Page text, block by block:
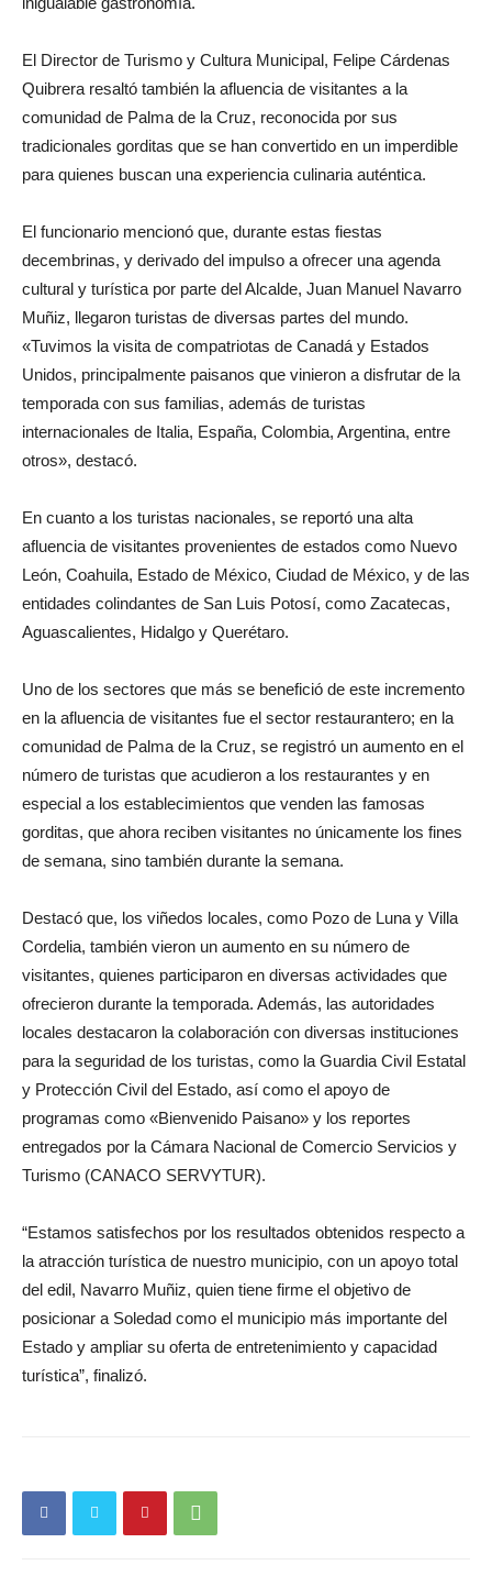
El Director de Turismo y Cultura Municipal, Felipe Cárdenas
Quibrera resaltó también la afluencia de visitantes a la
comunidad de Palma de la Cruz, reconocida por sus
tradicionales gorditas que se han convertido en un imperdible
para quienes buscan una experiencia culinaria auténtica.
El funcionario mencionó que, durante estas fiestas
decembrinas, y derivado del impulso a ofrecer una agenda
cultural y turística por parte del Alcalde, Juan Manuel Navarro
Muñiz, llegaron turistas de diversas partes del mundo.
«Tuvimos la visita de compatriotas de Canadá y Estados
Unidos, principalmente paisanos que vinieron a disfrutar de la
temporada con sus familias, además de turistas
internacionales de Italia, España, Colombia, Argentina, entre
otros», destacó.
En cuanto a los turistas nacionales, se reportó una alta
afluencia de visitantes provenientes de estados como Nuevo
León, Coahuila, Estado de México, Ciudad de México, y de las
entidades colindantes de San Luis Potosí, como Zacatecas,
Aguascalientes, Hidalgo y Querétaro.
Uno de los sectores que más se benefició de este incremento
en la afluencia de visitantes fue el sector restaurantero; en la
comunidad de Palma de la Cruz, se registró un aumento en el
número de turistas que acudieron a los restaurantes y en
especial a los establecimientos que venden las famosas
gorditas, que ahora reciben visitantes no únicamente los fines
de semana, sino también durante la semana.
Destacó que, los viñedos locales, como Pozo de Luna y Villa
Cordelia, también vieron un aumento en su número de
visitantes, quienes participaron en diversas actividades que
ofrecieron durante la temporada. Además, las autoridades
locales destacaron la colaboración con diversas instituciones
para la seguridad de los turistas, como la Guardia Civil Estatal
y Protección Civil del Estado, así como el apoyo de
programas como «Bienvenido Paisano» y los reportes
entregados por la Cámara Nacional de Comercio Servicios y
Turismo (CANACO SERVYTUR).
“Estamos satisfechos por los resultados obtenidos respecto a
la atracción turística de nuestro municipio, con un apoyo total
del edil, Navarro Muñiz, quien tiene firme el objetivo de
posicionar a Soledad como el municipio más importante del
Estado y ampliar su oferta de entretenimiento y capacidad
turística”, finalizó.